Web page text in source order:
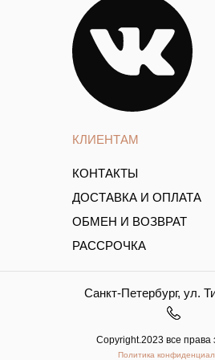
КЛИЕНТАМ
КОНТАКТЫ
ДОСТАВКА И ОПЛАТА
ОБМЕН И ВОЗВРАТ
РАССРОЧКА
Санкт-Петербург, ул.
Copyright.2023 все
Политика